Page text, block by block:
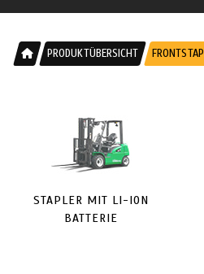
PRODUKTÜBERSICHT
STAPLER MIT LI-ION
BATTERIE